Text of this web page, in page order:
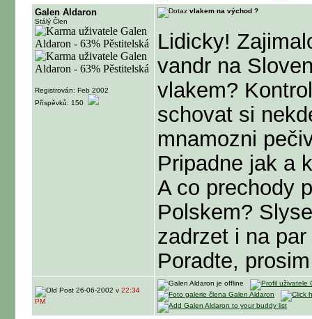
Galen Aldaron
Stálý Člen
Registrován: Feb 2002
Příspěvků: 150
vlakem na východ ?
Lidicky!
vandr na
vlakem?
schovat si
mnamozni
Pripadne jak a
A co prechody
Polskem?
zadrzet i na
Poradte,
26-06-2002 v 22:34
PM